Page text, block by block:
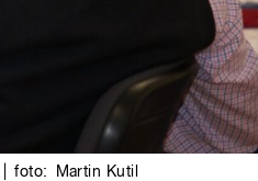
foto: Martin Kutil